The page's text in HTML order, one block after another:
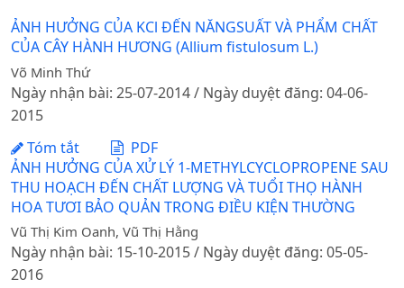
ẢNH HƯỞNG CỦA KCl ĐẾN NĂNGSUẤT VÀ PHẨM CHẤT
CỦA CÂY HÀNH HƯƠNG (Allium fistulosum L.)
Võ Minh Thứ
Ngày nhận bài: 25-07-2014 / Ngày duyệt đăng: 04-06-
2015
Tóm tắt
PDF
ẢNH HƯỞNG CỦA XỬ LÝ 1-METHYLCYCLOPROPENE SAU
THU HOẠCH ĐẾN CHẤT LƯỢNG VÀ TUỔI THỌ HÀNH
HOA TƯƠI BẢO QUẢN TRONG ĐIỀU KIỆN THƯỜNG
Vũ Thị Kim Oanh, Vũ Thị Hằng
Ngày nhận bài: 15-10-2015 / Ngày duyệt đăng: 05-05-
2016